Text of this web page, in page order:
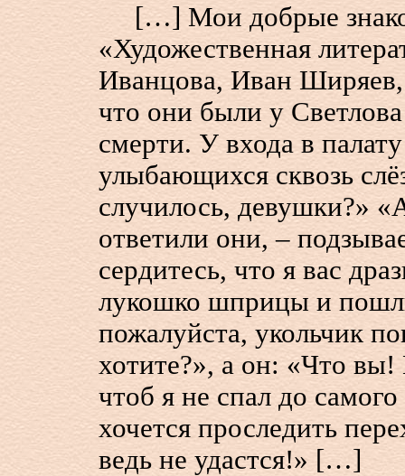
[…] Мои добрые
«Художественная
Иванцова, Иван
что они были у
смерти. У входа в
улыбающихся сквозь
случилось, девушки?»
ответили они, –
сердитесь, что я вас
лукошко шприцы и
пожалуйста, укольчик
хотите?», а он: «Что вы!
чтоб я не спал до
хочется проследить
ведь не удастся!» […]